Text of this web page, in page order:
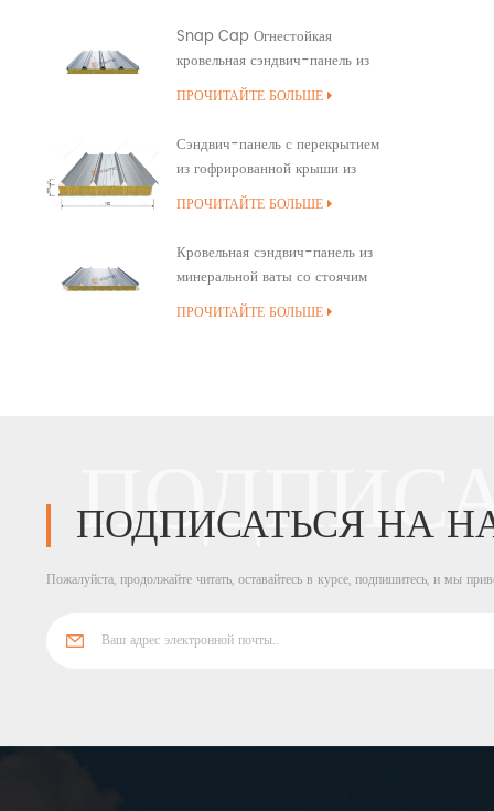
Snap Cap Огнестойкая
кровельная сэндвич-панель из
минеральной ваты
ПРОЧИТАЙТЕ БОЛЬШЕ
Сэндвич-панель с перекрытием
из гофрированной крыши из
минеральной ваты
ПРОЧИТАЙТЕ БОЛЬШЕ
Кровельная сэндвич-панель из
минеральной ваты со стоячим
швом и полиуретановым
ПРОЧИТАЙТЕ БОЛЬШЕ
ПОДПИСАТЬСЯ НА
Пожалуйста, продолжайте читать, оставайтесь в курсе, подпишитесь, и мы